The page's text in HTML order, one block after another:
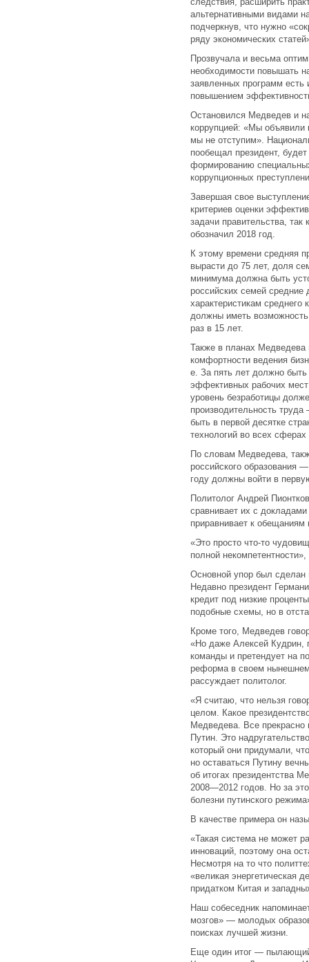
альтернативными видами
подчеркнув, что нужно
ряду экономических
Прозвучала и весьма
необходимости повышать
заявленных программ есть
повышением
Остановился Медведев и
коррупцией: «Мы объявили
мы не отступим».
пообещал президент,
формированию
коррупционных
Завершая свое
критериев оценки
задачи правительства,
обозначил 2018 год.
К этому времени средняя
вырасти до 75 лет, доля
минимума должна быть
российских семей
характеристикам
должны иметь
раз в 15 лет.
Также в планах Медведева
комфортности ведения
е. За пять лет должно
эффективных рабочих
уровень безработицы
производительность
быть в первой десятке
технологий во всех
По словам Медведева,
российского образования
году должны войти в
Политолог Андрей
сравнивает их с
приравнивает к обещаниям
«Это просто что-то
полной
Основной упор был сделан
Недавно президент
кредит под низкие
подобные схемы, но в
Кроме того, Медведев
«Но даже Алексей Кудрин,
команды и претендует на
реформа в своем
рассуждает политолог.
«Я считаю, что нельзя
целом. Какое
Медведева. Все
Путин. Это
который они придумали,
но оставаться Путину
об итогах президентства
2008—2012 годов. Но за
болезни путинского
В качестве примера он
«Такая система не может
инноваций, поэтому она
Несмотря на то что
«великая энергетическая
придатком Китая и
Наш собеседник
мозгов» — молодых
поисках лучшей жизни.
Еще один итог —